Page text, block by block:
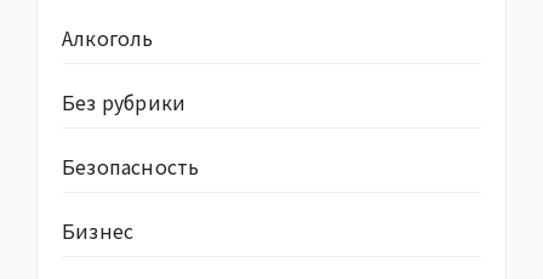
Алкоголь
Без рубрики
Безопасность
Бизнес